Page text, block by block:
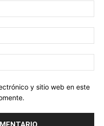
y sitio web en este